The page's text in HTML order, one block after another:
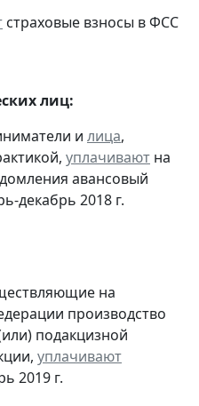
страховые взносы в ФСС
лиц:
и лица,
уплачивают на
авансовый
декабрь 2018 г.
на
производство
подакцизной
уплачивают
2019 г.